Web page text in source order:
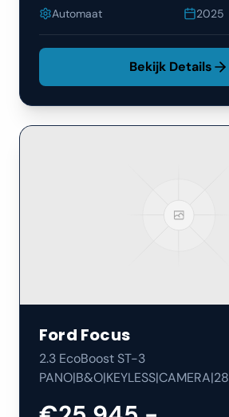
Automaat 2025
Bekijk Details
Ford Focus
2.3 EcoBoost ST-3